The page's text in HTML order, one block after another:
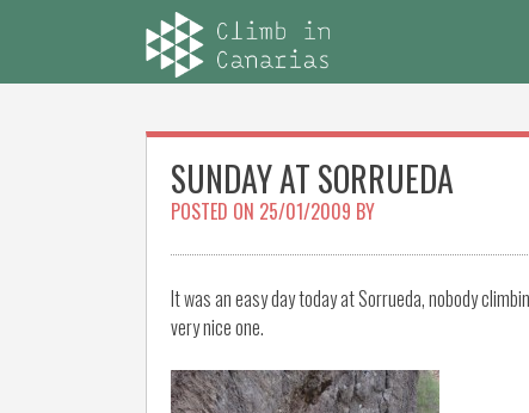
SUNDAY AT SORRUEDA
POSTED ON 25/01/2009 BY
It was an easy day today at Sorrueda, nobody
very nice one.